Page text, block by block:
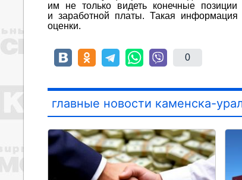
им не только видеть конечные позиции
и заработной платы. Такая
оценки.
0
главные новости каменска-